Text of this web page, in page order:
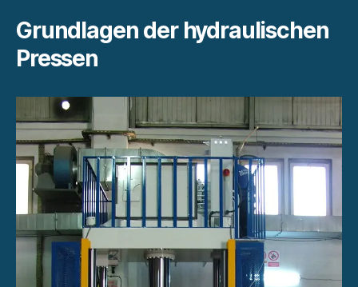
Grundlagen der hydraulischen
Pressen